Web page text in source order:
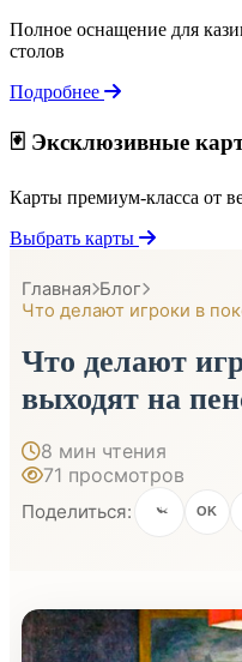
Полное оснащение для
столов
Подробнее
🃏 Эксклюзивные
Карты премиум-класса от
Выбрать карты
Главная Блог
Что делают игроки в
Что делают
выходят на
8 мин чтения
71 просмотров
Поделиться: OK